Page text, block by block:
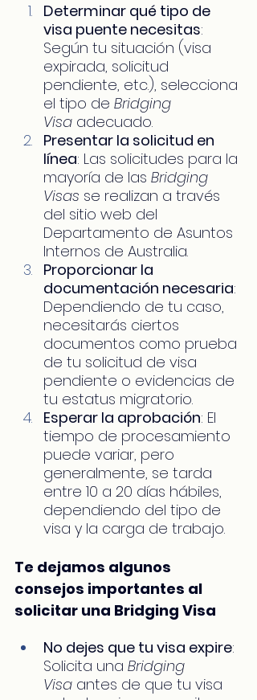
Determinar qué tipo de
visa puente necesitas:
Según tu situación (visa
expirada, solicitud
pendiente, etc.), selecciona
el tipo de Bridging
Visa adecuado.
Presentar la solicitud en
línea: Las solicitudes para la
mayoría de las Bridging
Visas se realizan a través
del sitio web del
Departamento de Asuntos
Internos de Australia.
Proporcionar la
documentación necesaria:
Dependiendo de tu caso,
necesitarás ciertos
documentos como prueba
de tu solicitud de visa
pendiente o evidencias de
tu estatus migratorio.
Esperar la aprobación: El
tiempo de procesamiento
puede variar, pero
generalmente, se tarda
entre 10 a 20 días hábiles,
dependiendo del tipo de
visa y la carga de trabajo.
Te dejamos algunos
consejos importantes al
solicitar una Bridging Visa
No dejes que tu visa expire:
Solicita una Bridging
Visa antes de que tu visa